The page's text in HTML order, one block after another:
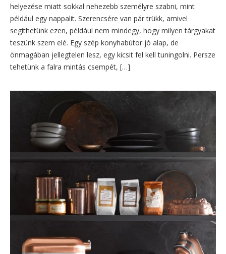
helyezése miatt sokkal nehezebb személyre szabni, mint
például egy nappalit. Szerencsére van pár trükk, amivel
segíthetünk ezen, például nem mindegy, hogy milyen tárgyakat
teszünk szem elé. Egy szép konyhabútor jó alap, de
önmagában jellegtelen lesz, egy kicsit fel kell tuningolni. Persze
tehetünk a falra mintás csempét, […]